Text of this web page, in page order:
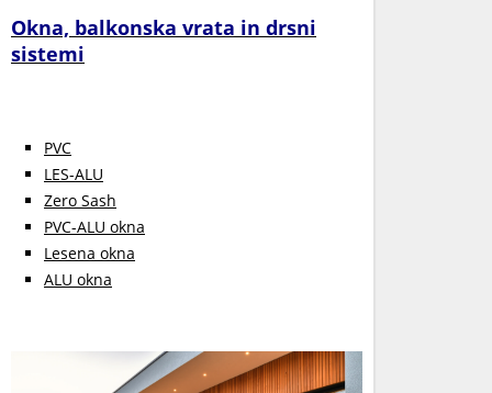
Okna, balkonska vrata in drsni
sistemi
PVC
LES-ALU
Zero Sash
PVC-ALU okna
Lesena okna
ALU okna